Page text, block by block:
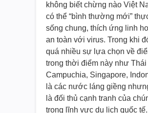
không biết chừng nào Việt
có thể “bình thường mới”
sống chung, thích ứng linh
an toàn với virus. Trong khi
quá nhiều sự lựa chọn về
trong thời điểm này như Thái
Campuchia, Singapore,
là các nước láng giềng
là đối thủ cạnh tranh của
trong lĩnh vực du lịch quốc tế.